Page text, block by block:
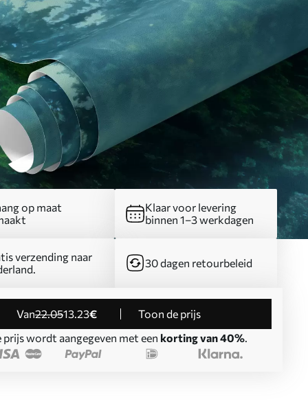
op maat
Klaar voor levering
binnen 1–3 werkdagen
verzending naar
30 dagen retourbeleid
Van22.0513.23€
Toon de prijs
prijs wordt aangegeven met een korting van 40%.